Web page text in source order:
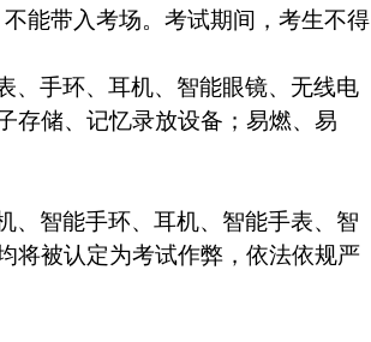
能带入考场。考试期间，考生不得
、手环、耳机、智能眼镜、无线电
存储、记忆录放设备；易燃、易
、智能手环、耳机、智能手表、智
将被认定为考试作弊，依法依规严